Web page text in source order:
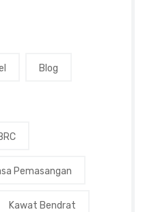
Blog
Pemasangan
Kawat Bendrat